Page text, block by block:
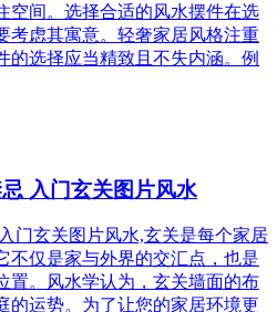
空间。选择合适的风水摆件在选
考虑其寓意。轻奢家居风格注重
的选择应当精致且不失内涵。例
入门玄关图片风水
门玄关图片风水,玄关是每个家居
不仅是家与外界的交汇点，也是
置。风水学认为，玄关墙面的布
的运势。为了让您的家居环境更